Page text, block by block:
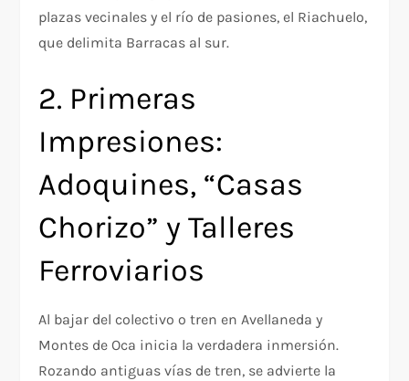
plazas vecinales y el río de pasiones, el Riachuelo,
que delimita Barracas al sur.
2. Primeras
Impresiones:
Adoquines, “Casas
Chorizo” y Talleres
Ferroviarios
Al bajar del colectivo o tren en Avellaneda y
Montes de Oca inicia la verdadera inmersión.
Rozando antiguas vías de tren, se advierte la